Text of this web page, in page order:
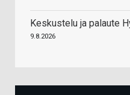
Keskustelu ja palaute
9.8.2026